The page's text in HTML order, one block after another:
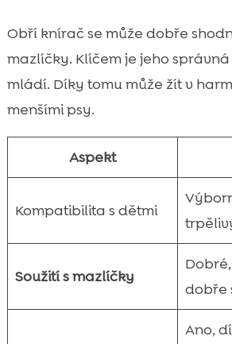
Obří knírač se může dobře
mazlíčky. Klíčem je jeho
mládí. Díky tomu může žít v
menšími psy.
Aspekt
Kompatibilita s dětmi
Soužití s mazlíčky
dobře
Ano,